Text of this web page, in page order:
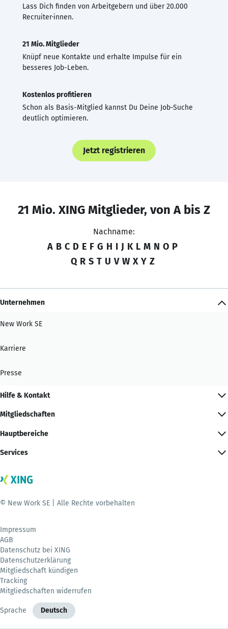
Lass Dich finden von Arbeitgebern und über 20.000
Recruiter·innen.
21 Mio. Mitglieder
Knüpf neue Kontakte und erhalte Impulse für ein
besseres Job-Leben.
Kostenlos profitieren
Schon als Basis-Mitglied kannst Du Deine Job-Suche
deutlich optimieren.
Jetzt registrieren
21 Mio. XING Mitglieder, von A bis Z
Nachname:
A B C D E F G H I J K L M N O P
Q R S T U V W X Y Z
Unternehmen
New Work SE
Karriere
Presse
Hilfe & Kontakt
Mitgliedschaften
Hauptbereiche
Services
© New Work SE | Alle Rechte vorbehalten
Impressum
AGB
Datenschutz bei XING
Datenschutzerklärung
Mitgliedschaft kündigen
Tracking
Mitgliedschaften widerrufen
Sprache Deutsch